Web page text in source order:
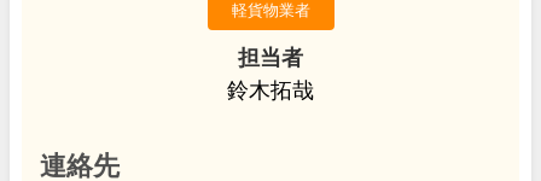
軽貨物業者
担当者
鈴木拓哉
連絡先